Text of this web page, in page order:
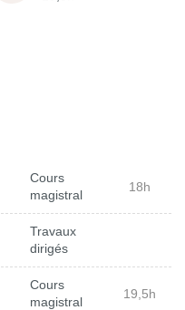
Cours
magistral
18h
Travaux
dirigés
Cours
magistral
19,5h